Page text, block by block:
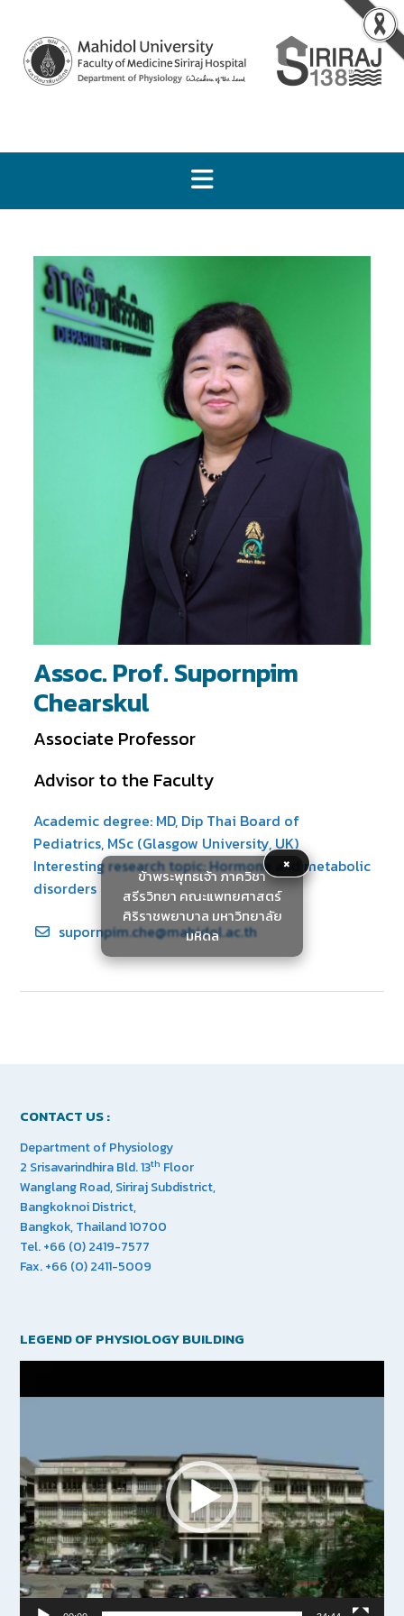
×
ข้าพระพุทธเจ้า ภาควิชา
สรีรวิทยา คณะแพทยศาสตร์
ศิริราชพยาบาล มหาวิทยาลัย
มหิดล
Assoc. Prof. Supornpim
Chearskul
Associate Professor
Advisor to the Faculty
Academic degree: MD, Dip Thai Board of
Pediatrics, MSc (Glasgow University, UK)
Interesting research topic: Hormone and metabolic
disorders
supornpim.che@mahidol.ac.th
CONTACT US :
Department of Physiology
2 Srisavarindhira Bld. 13th Floor
Wanglang Road, Siriraj Subdistrict,
Bangkoknoi District,
Bangkok, Thailand 10700
Tel. +66 (0) 2419-7577
Fax. +66 (0) 2411-5009
LEGEND OF PHYSIOLOGY BUILDING